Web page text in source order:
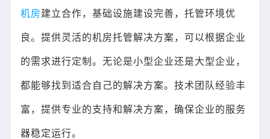
机房建立合作，基础设施建设完善，托管环境优
良。提供灵活的机房托管解决方案，可以根据企业
的需求进行定制。无论是小型企业还是大型企业，
都能够找到适合自己的解决方案。技术团队经验丰
富，提供专业的支持和解决方案，确保企业的服务
器稳定运行。